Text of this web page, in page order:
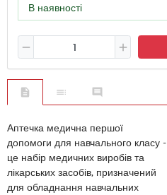
В наявності
Аптечка медична першої
допомоги для навчального класу -
це набір медичних виробів та
лікарських засобів, призначений
для обладнання навчальних